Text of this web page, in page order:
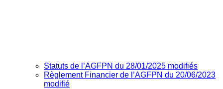
Statuts de l’AGFPN du 28/01/2025 modifiés
Règlement Financier de l’AGFPN du 20/06/2023
modifié